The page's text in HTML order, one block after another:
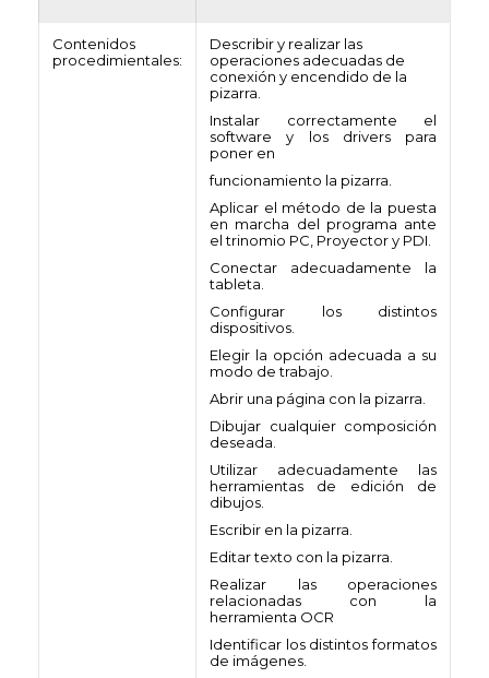
Contenidos
procedimientales:
Describir y realizar las
operaciones adecuadas de
conexión y encendido de la
pizarra.
Instalar correctamente el
software y los drivers para
poner en
funcionamiento la pizarra.
Aplicar el método de la puesta
en marcha del programa ante
el trinomio PC, Proyector y PDI.
Conectar adecuadamente la
tableta.
Configurar los distintos
dispositivos.
Elegir la opción adecuada a su
modo de trabajo.
Abrir una página con la pizarra.
Dibujar cualquier composición
deseada.
Utilizar adecuadamente las
herramientas de edición de
dibujos.
Escribir en la pizarra.
Editar texto con la pizarra.
Realizar las operaciones
relacionadas con la
herramienta OCR
Identificar los distintos formatos
de imágenes.